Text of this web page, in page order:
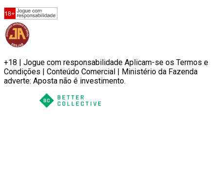
+18 | Jogue com responsabilidade Aplicam-se os Termos e
Condições | Conteúdo Comercial | Ministério da Fazenda
adverte: Aposta não é investimento.